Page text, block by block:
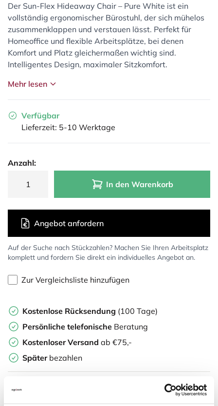
Der Sun-Flex Hideaway Chair – Pure White ist ein
vollständig ergonomischer Bürostuhl, der sich mühelos
zusammenklappen und verstauen lässt. Perfekt für
Homeoffice und flexible Arbeitsplätze, bei denen
Komfort und Platz gleichermaßen wichtig sind.
Intelligentes Design, maximaler Sitzkomfort.
Mehr lesen
Verfügbar
Lieferzeit: 5-10 Werktage
Anzahl:
In den Warenkorb
Auf der Suche nach Stückzahlen? Machen Sie Ihren Arbeitsplatz
komplett und fordern Sie direkt ein individuelles Angebot an.
Angebot anfordern
Zur Vergleichsliste hinzufügen
Kostenlose Rücksendung (100 Tage)
Persönliche telefonische Beratung
Kostenloser Versand ab €75,-
Später bezahlen
Weitere Informationen